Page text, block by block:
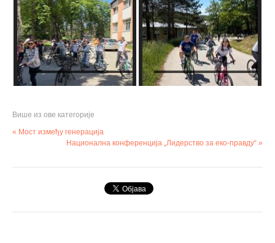
Више из ове категорије
« Мост између генерација
Националнa конференција „Лидерство за еко-правду“ »